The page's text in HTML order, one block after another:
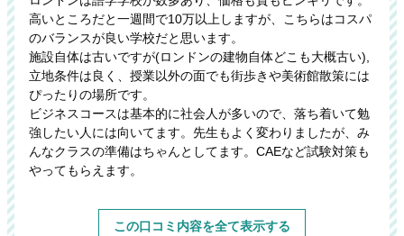
高いところだと一週間で10万以上しますが、こちらはコスパ
のバランスが良い学校だと思います。
施設自体は古いですが(ロンドンの建物自体どこも大概古い),
立地条件は良く、授業以外の面でも街歩きや美術館散策には
ぴったりの場所です。
ビジネスコースは基本的に社会人が多いので、落ち着いて勉
強したい人には向いてます。先生もよく変わりましたが、み
んなクラスの準備はちゃんとしてます。CAEなど試験対策も
やってもらえます。
この口コミ内容を全て表示する